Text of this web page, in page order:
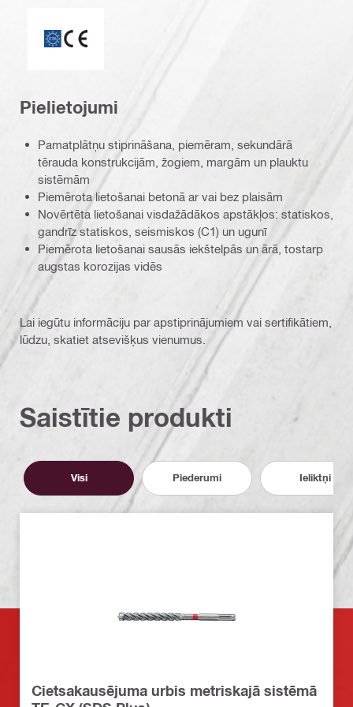
Pielietojumi
Pamatplātņu stiprināšana, piemēram, sekundārā
tērauda konstrukcijām, žogiem, margām un plauktu
sistēmām
Piemērota lietošanai betonā ar vai bez plaisām
Novērtēta lietošanai visdažādākos apstākļos: statiskos,
gandrīz statiskos, seismiskos (C1) un ugunī
Piemērota lietošanai sausās iekštelpās un ārā, tostarp
augstas korozijas vidēs
Lai iegūtu informāciju par apstiprinājumiem vai sertifikātiem,
lūdzu, skatiet atsevišķus vienumus.
Saistītie produkti
Visi Piederumi Ieliktņi
Cietsakausējuma urbis metriskajā sistēmā